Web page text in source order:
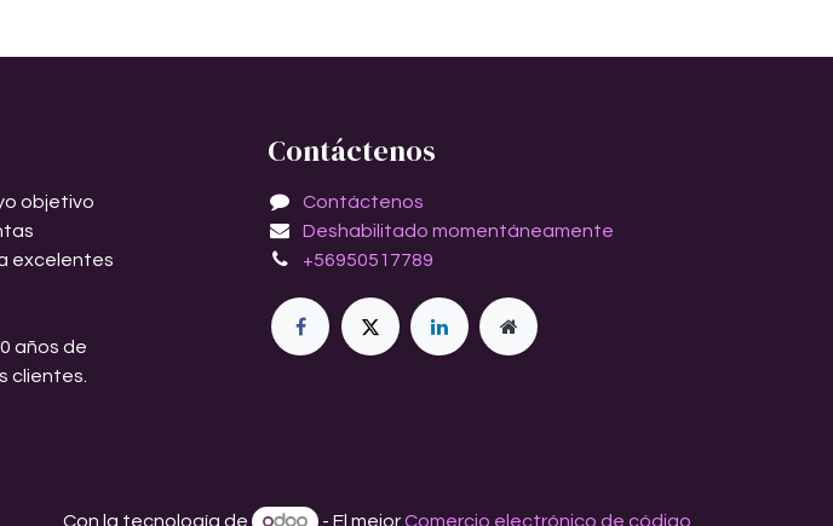
objetivo
excelentes
años de
clientes.
Contáctenos
Contáctenos
Deshabilitado momentáneamente
+56950517789
Con la tecnología de - El mejorComercio electrónico de código